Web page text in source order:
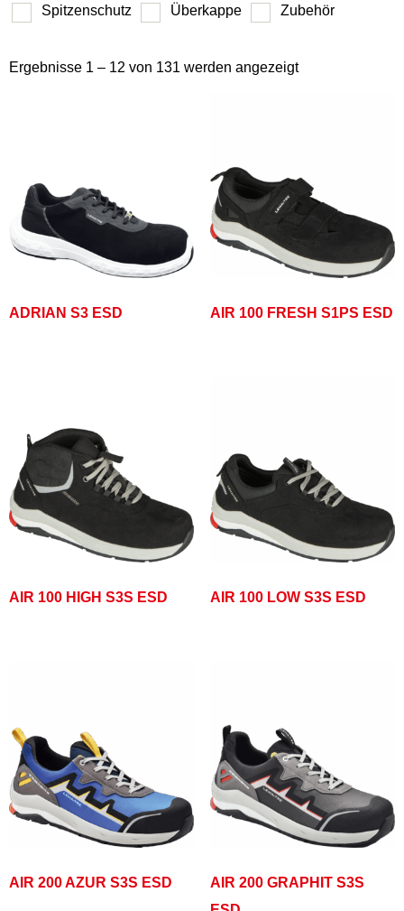
Spitzenschutz Überkappe Zubehör
Ergebnisse 1 – 12 von 131 werden angezeigt
ADRIAN S3 ESD AIR 100 FRESH S1PS ESD
AIR 100 HIGH S3S ESD AIR 100 LOW S3S ESD
AIR 200 AZUR S3S ESD
AIR 200 GRAPHIT S3S